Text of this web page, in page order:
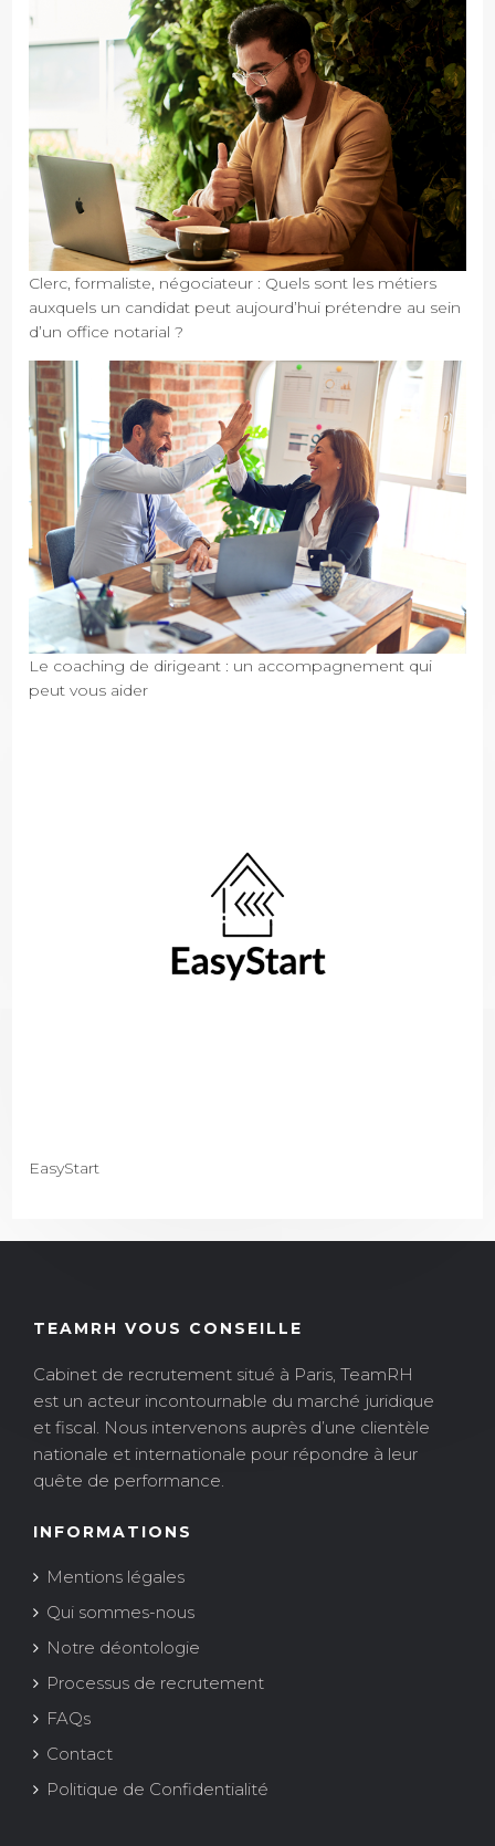
Clerc, formaliste, négociateur : Quels sont les métiers
auxquels un candidat peut aujourd’hui prétendre au sein
d’un office notarial ?
Le coaching de dirigeant : un accompagnement qui
peut vous aider
EasyStart
TEAMRH VOUS CONSEILLE
Cabinet de recrutement situé à Paris, TeamRH
est un acteur incontournable du marché juridique
et fiscal. Nous intervenons auprès d’une clientèle
nationale et internationale pour répondre à leur
quête de performance.
INFORMATIONS
Mentions légales
Qui sommes-nous
Notre déontologie
Processus de recrutement
FAQs
Contact
Politique de Confidentialité